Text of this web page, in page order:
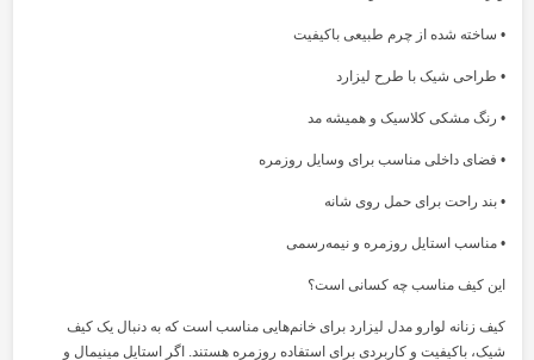
• ساخته شده از چرم طبیعی باکیفیت
• طراحی شیک با طرح لیزارد
• رنگ مشکی کلاسیک و همیشه مد
• فضای داخلی مناسب برای وسایل روزمره
• بند راحت برای حمل روی شانه
• مناسب استایل روزمره و نیمه‌رسمی
این کیف مناسب چه کسانی است؟
کیف زنانه لوارو مدل لیزارد برای خانم‌هایی مناسب است که به دنبال یک کیف
شیک، باکیفیت و کاربردی برای استفاده روزمره هستند. اگر استایل مینیمال و